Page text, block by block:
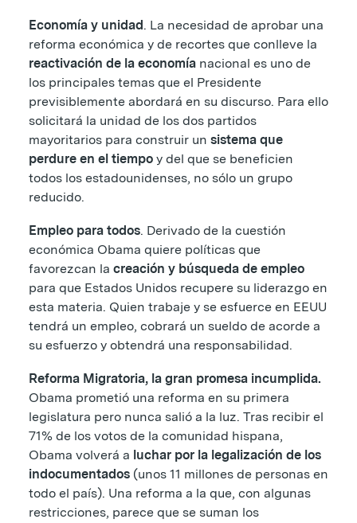
Economía y unidad. La necesidad de aprobar una
reforma económica y de recortes que conlleve la
reactivación de la economía nacional es uno de
los principales temas que el Presidente
previsiblemente abordará en su discurso. Para ello
solicitará la unidad de los dos partidos
mayoritarios para construir un sistema que
perdure en el tiempo y del que se beneficien
todos los estadounidenses, no sólo un grupo
reducido.
Empleo para todos. Derivado de la cuestión
económica Obama quiere políticas que
favorezcan la creación y búsqueda de empleo
para que Estados Unidos recupere su liderazgo en
esta materia. Quien trabaje y se esfuerce en EEUU
tendrá un empleo, cobrará un sueldo de acorde a
su esfuerzo y obtendrá una responsabilidad.
Reforma Migratoria, la gran promesa incumplida.
Obama prometió una reforma en su primera
legislatura pero nunca salió a la luz. Tras recibir el
71% de los votos de la comunidad hispana,
Obama volverá a luchar por la legalización de los
indocumentados (unos 11 millones de personas en
todo el país). Una reforma a la que, con algunas
restricciones, parece que se suman los